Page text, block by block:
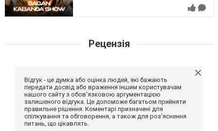
Рецензія
Відгук - це думка або оцінка людей, які бажають
передати досвід або враження іншим користувачам
нашого сайту з обов'язковою аргументацією
залишеного відгука. Це допоможе багатьом прийняти
правильне рішення. Коментарі призначені для
спілкування та обговорення, а також для роз'яснення
питань, що цікавлять.